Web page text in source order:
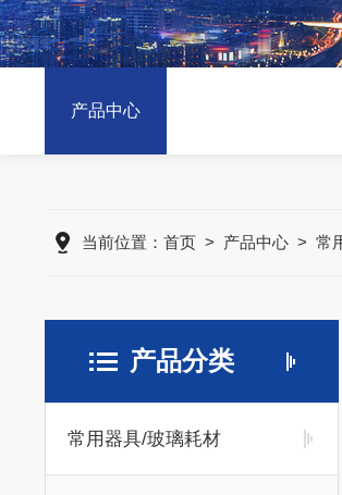
产品中心
当前位置： 首页> 产品中心> 常
产品分类
常用器具/玻璃耗材